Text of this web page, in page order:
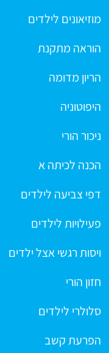
מוזיאונים לילדים
הוראה מתקנת
הריון מדומה
היפוטוניה
ניכור הורי
הכנה לכיתה א
דפי צביעה לילדים
פעילויות לילדים
ויסות רגשי אצל ילדים
חזון הורי
סלולרי לילדים
הפרעת קשב